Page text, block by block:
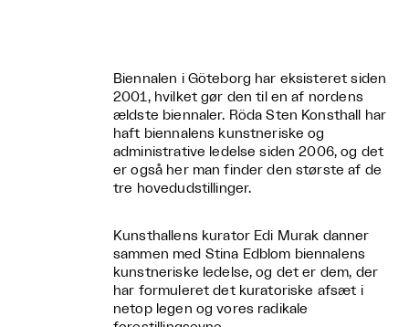
Biennalen i Göteborg har eksisteret siden
2001, hvilket gør den til en af nordens
ældste biennaler. Röda Sten Konsthall har
haft biennalens kunstneriske og
administrative ledelse siden 2006, og det
er også her man finder den største af de
tre hovedudstillinger.
Kunsthallens kurator Edi Murak danner
sammen med Stina Edblom biennalens
kunstneriske ledelse, og det er dem, der
har formuleret det kuratoriske afsæt i
netop legen og vores radikale